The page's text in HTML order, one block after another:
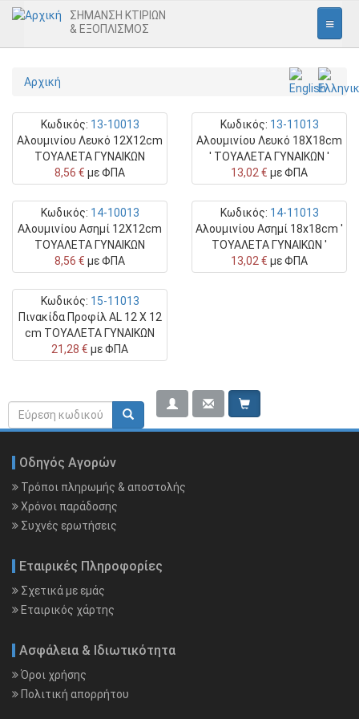
Παράκαμψη
περιεχόμενο
ΣΗΜΑΝΣΗ ΚΤΙΡΙΩΝ
& ΕΞΟΠΛΙΣΜΟΣ
Αρχική
Εισόδου
Γραφείων
Πινακίδες Ασφαλείας
Απαγόρευσης
Προειδοποίησης
Πυρασφάλειας
Διαφυγής
ΠΡΟΣΦΟΡΕΣ
Αρχική
Κωδικός: 13-10013
Αλουμινίου Λευκό 12Χ12cm
ΤΟΥΑΛΕΤΑ ΓΥΝΑΙΚΩΝ
8,56 € με ΦΠΑ
Κωδικός: 13-11013
Αλουμινίου Λευκό 18Χ18cm
' ΤΟΥΑΛΕΤΑ ΓΥΝΑΙΚΩΝ '
13,02 € με ΦΠΑ
Κωδικός: 14-10013
Αλουμινίου Ασημί 12Χ12cm
ΤΟΥΑΛΕΤΑ ΓΥΝΑΙΚΩΝ
8,56 € με ΦΠΑ
Κωδικός: 14-11013
Αλουμινίου Ασημί 18x18cm '
ΤΟΥΑΛΕΤΑ ΓΥΝΑΙΚΩΝ '
13,02 € με ΦΠΑ
Κωδικός: 15-11013
Πινακίδα Προφίλ AL 12 X 12
cm ΤΟΥΑΛΕΤΑ ΓΥΝΑΙΚΩΝ
21,28 € με ΦΠΑ
Φόρμα
αναζήτησης
Search rerwerwe
Οδηγός Αγορών
Τρόποι πληρωμής & αποστολής
Χρόνοι παράδοσης
Συχνές ερωτήσεις
Εταιρικές Πληροφορίες
Σχετικά με εμάς
Εταιρικός χάρτης
Ασφάλεια & Ιδιωτικότητα
Όροι χρήσης
Πολιτική απορρήτου